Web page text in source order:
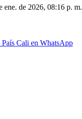
ene. de 2026, 08:16 p. m.
Cali en WhatsApp